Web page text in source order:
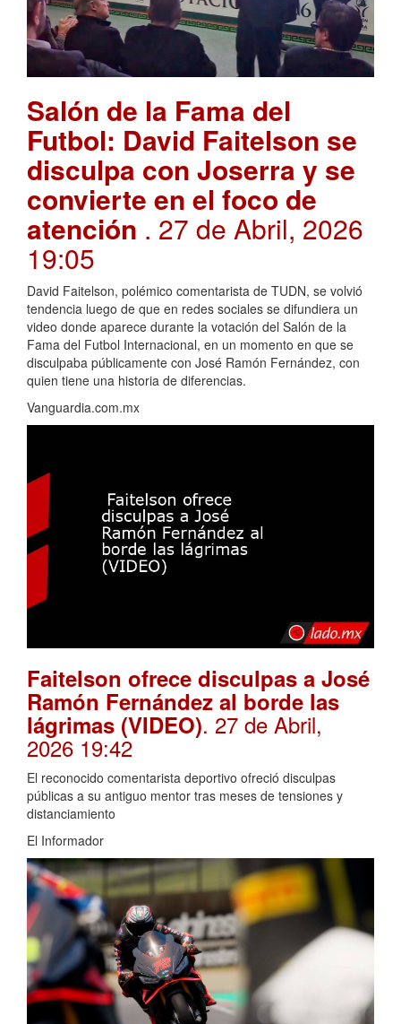
Salón de la Fama del
Futbol: David Faitelson se
disculpa con Joserra y se
convierte en el foco de
atención . 27 de Abril, 2026
19:05
David Faitelson, polémico comentarista de TUDN, se volvió
tendencia luego de que en redes sociales se difundiera un
video donde aparece durante la votación del Salón de la
Fama del Futbol Internacional, en un momento en que se
disculpaba públicamente con José Ramón Fernández, con
quien tiene una historia de diferencias.
Vanguardia.com.mx
Faitelson ofrece disculpas a José
Ramón Fernández al borde las
lágrimas (VIDEO). 27 de Abril,
2026 19:42
El reconocido comentarista deportivo ofreció disculpas
públicas a su antiguo mentor tras meses de tensiones y
distanciamiento
El Informador